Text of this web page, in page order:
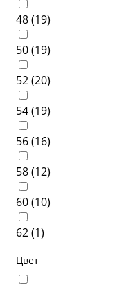
48 (19)
50 (19)
52 (20)
54 (19)
56 (16)
58 (12)
60 (10)
62 (1)
Цвет